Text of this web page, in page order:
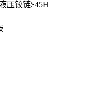
压铰链S45H